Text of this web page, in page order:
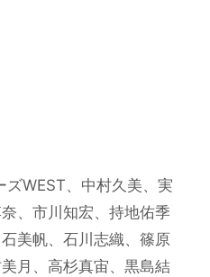
ズWEST、 中村久美、実
、 市川知宏、 持地佑季
美帆、 石川志織、 篠原
月 、 高杉真宙、 黒島結